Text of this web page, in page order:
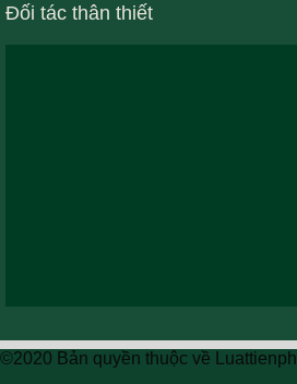
Đối tác thân thiết
©2020 Bản quyền thuộc về